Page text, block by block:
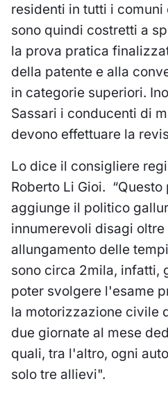
residenti in tutti i
sono quindi costretti a
la prova pratica
della patente e alla
in categorie superiori.
Sassari i conducenti di
devono effettuare la
Lo dice il consigliere
Roberto Li Gioi.
aggiunge il politico
innumerevoli disagi
allungamento delle
sono circa 2mila, infatti,
poter svolgere l'esame
la motorizzazione civile
due giornate al mese
quali, tra l'altro, ogni
solo tre allievi".